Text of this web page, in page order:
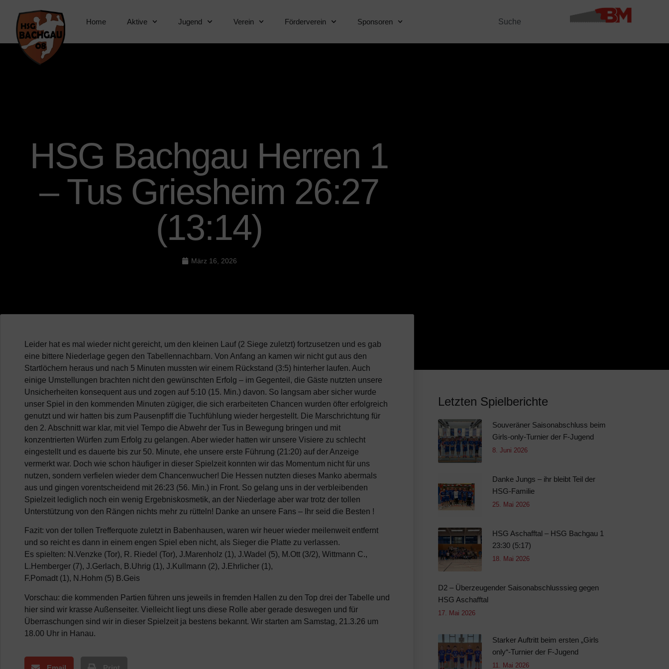
Home Aktive Jugend Verein Förderverein Sponsoren
HSG Bachgau Herren 1
– Tus Griesheim 26:27
(13:14)
März 16, 2026
Leider hat es mal wieder nicht gereicht, um den kleinen Lauf (2 Siege zuletzt) fortzusetzen und es gab
eine bittere Niederlage gegen den Tabellennachbarn. Von Anfang an kamen wir nicht gut aus den
Startlöchern heraus und nach 5 Minuten mussten wir einem Rückstand (3:5) hinterher laufen. Auch
einige Umstellungen brachten nicht den gewünschten Erfolg – im Gegenteil, die Gäste nutzten unsere
Unsicherheiten konsequent aus und zogen auf 5:10 (15. Min.) davon. So langsam aber sicher wurde
unser Spiel in den kommenden Minuten zügiger, die sich erarbeiteten Chancen wurden öfter erfolgreich
genutzt und wir hatten bis zum Pausenpfiff die Tuchfühlung wieder hergestellt. Die Marschrichtung für
den 2. Abschnitt war klar, mit viel Tempo die Abwehr der Tus in Bewegung bringen und mit
konzentrierten Würfen zum Erfolg zu gelangen. Aber wieder hatten wir unsere Visiere zu schlecht
eingestellt und es dauerte bis zur 50. Minute, ehe unsere erste Führung (21:20) auf der Anzeige
vermerkt war. Doch wie schon häufiger in dieser Spielzeit konnten wir das Momentum nicht für uns
nutzen, sondern verfielen wieder dem Chancenwucher! Die Hessen nutzten dieses Manko abermals
aus und gingen vorentscheidend mit 26:23 (56. Min.) in Front. So gelang uns in der verbleibenden
Spielzeit lediglich noch ein wenig Ergebniskosmetik, an der Niederlage aber war trotz der tollen
Unterstützung von den Rängen nichts mehr zu rütteln! Danke an unsere Fans – Ihr seid die Besten !
Fazit: von der tollen Trefferquote zuletzt in Babenhausen, waren wir heuer wieder meilenweit entfernt
und so reicht es dann in einem engen Spiel eben nicht, als Sieger die Platte zu verlassen.
Es spielten: N.Venzke (Tor), R. Riedel (Tor), J.Marenholz (1), J.Wadel (5), M.Ott (3/2), Wittmann C.,
L.Hemberger (7), J.Gerlach, B.Uhrig (1), J.Kullmann (2), J.Ehrlicher (1),
F.Pomadt (1), N.Hohm (5) B.Geis
Vorschau: die kommenden Partien führen uns jeweils in fremden Hallen zu den Top drei der Tabelle und
hier sind wir krasse Außenseiter. Vielleicht liegt uns diese Rolle aber gerade deswegen und für
Überraschungen sind wir in dieser Spielzeit ja bestens bekannt. Wir starten am Samstag, 21.3.26 um
18.00 Uhr in Hanau.
Letzten Spielberichte
Souveräner Saisonabschluss beim
Girls-only-Turnier der F-Jugend
8. Juni 2026
Danke Jungs – ihr bleibt Teil der
HSG-Familie
25. Mai 2026
HSG Aschafftal – HSG Bachgau 1
23:30 (5:17)
18. Mai 2026
D2 – Überzeugender Saisonabschlusssieg gegen
HSG Aschafftal
17. Mai 2026
Starker Auftritt beim ersten „Girls
only“-Turnier der F-Jugend
11. Mai 2026